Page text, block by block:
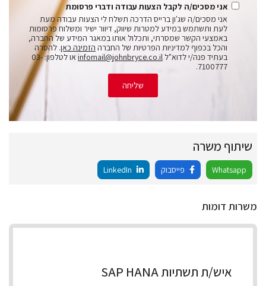
אני מסכים/ה לקבל הצעות עבודה ודברי פרסומת
אני מסכים/ה שג'ון ברייס הדרכה תשלח לי הצעות עבודה מעת
לעת ותשתמש במידע למטרות שיווק, דיוור ישיר ומשלוח פרסומות
באמצעי הקשר שמסרתי, ותכלול אותו במאגר המידע של החברה,
והכל בכפוף למדיניות הפרטיות של החברה הזמינה כאן. להסרה
בעתיד פנה/י לדוא"ל infomail@johnbryce.co.il
או לטלפון: 03-
7100777.
שליחה
שיתוף משרה
Whatsapp פייסבוק
משרות דומות
איש/ת תשתיות SAP HANA